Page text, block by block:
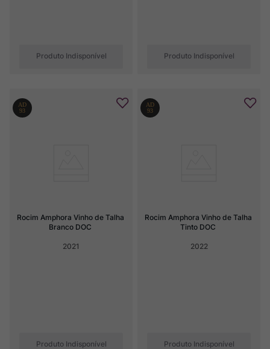
Produto Indisponível Produto Indisponível
Rocim Amphora Vinho de Talha
Branco DOC
2021
Produto Indisponível
Rocim Amphora Vinho de Talha
Tinto DOC
2022
Produto Indisponível